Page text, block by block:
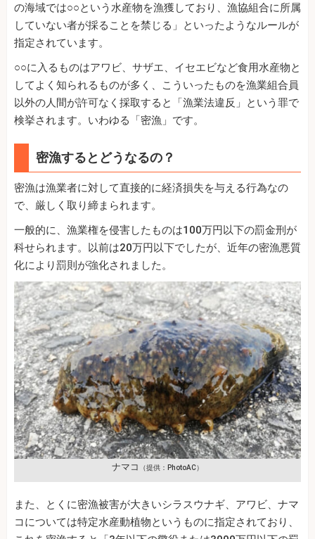
の海域では○○という水産物を漁獲しており、漁協組合に所属
していない者が採ることを禁じる」といったようなルールが
指定されています。
○○に入るものはアワビ、サザエ、イセエビなど食用水産物と
してよく知られるものが多く、こういったものを漁業組合員
以外の人間が許可なく採取すると「漁業法違反」という罪で
検挙されます。いわゆる「密漁」です。
密漁するとどうなるの？
密漁は漁業者に対して直接的に経済損失を与える行為なの
で、厳しく取り締まられます。
一般的に、漁業権を侵害したものは100万円以下の罰金刑が
科せられます。以前は20万円以下でしたが、近年の密漁悪質
化により罰則が強化されました。
ナマコ （提供：PhotoAC）
また、とくに密漁被害が大きいシラスウナギ、アワビ、ナマ
コについては特定水産動植物というものに指定されており、